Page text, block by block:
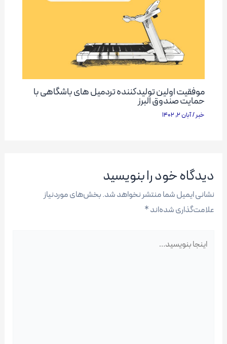
موفقیت اولین تولیدکننده تردمیل های باشگاهی با
حمایت صندوق البرز
خبر/آبان 2, 1402
دیدگاه‌ خود را بنویسید
نشانی ایمیل شما منتشر نخواهد شد.بخش‌های موردنیاز
علامت‌گذاری شده‌اند*
بنویسید…